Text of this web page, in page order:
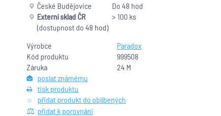
Výrobce
Paradox
Kód produktu
999508
Záruka
24 M
poslat známému
tisk produktu
přidat produkt do oblíbených
přidat k porovnání
České Budějovice
Do 48 hod
Externí sklad ČR
(dostupnost do 48 hod)
> 100 ks